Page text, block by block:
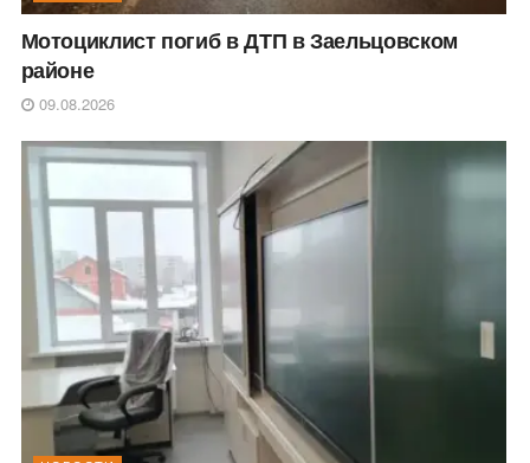
Мотоциклист погиб в ДТП в Заельцовском
районе
09.08.2026